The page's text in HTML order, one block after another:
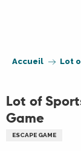
Accueil Lot
Lot of
Game
ESCAPE GAME